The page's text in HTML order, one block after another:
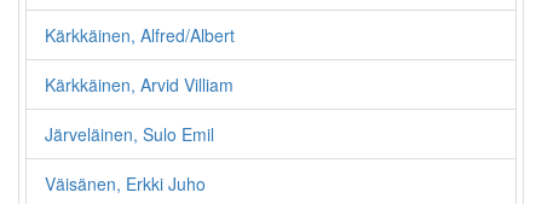
Kärkkäinen, Alfred/Albert
Kärkkäinen, Arvid Villiam
Järveläinen, Sulo Emil
Väisänen, Erkki Juho